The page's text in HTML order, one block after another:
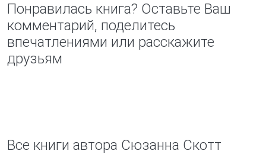
Понравилась книга? Оставьте Ваш
комментарий, поделитесь
впечатлениями или расскажите
друзьям
Все книги автора Сюзанна Скотт